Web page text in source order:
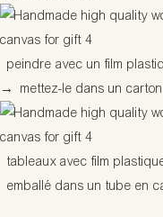
peindre avec un film
→
mettez-le dans un
tableaux avec film
emballé dans un tube en